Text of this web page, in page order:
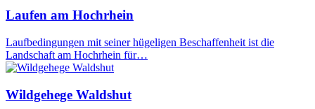
Laufen am Hochrhein
Laufbedingungen mit seiner hügeligen Beschaffenheit ist die
Landschaft am Hochrhein für…
Wildgehege Waldshut